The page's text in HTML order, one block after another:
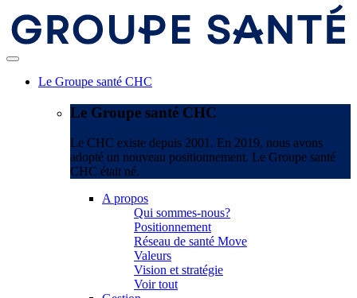
Le Groupe santé CHC
Le Groupe santé CHC
Le CHC existe depuis 2001. En 2019, nous avons
adopté un nouveau positionnement. Le Groupe santé
CHC était né.
A propos
Qui sommes-nous?
Positionnement
Réseau de santé Move
Valeurs
Vision et stratégie
Voir tout